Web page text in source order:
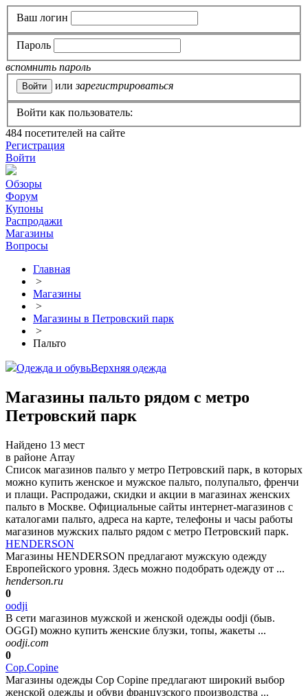
Ваш логин
Пароль
вспомнить пароль
или зарегистрироваться
Войти как пользователь:
484 посетителей на сайте
Регистрация
Войти
Обзоры
Форум
Купоны
Распродажи
Магазины
Вопросы
Главная
>
Магазины
>
Магазины в Петровский парк
>
Пальто
Одежда и обувьВерхняя одежда
Магазины пальто рядом с метро
Петровский парк
Найдено 13 мест
в районе Array
Список магазинов пальто у метро Петровский парк, в которых
можно купить женское и мужское пальто, полупальто, френчи
и плащи. Распродажи, скидки и акции в магазинах женских
пальто в Москве. Официальные сайты интернет-магазинов с
каталогами пальто, адреса на карте, телефоны и часы работы
магазинов мужских пальто рядом с метро Петровский парк.
HENDERSON
Магазины HENDERSON предлагают мужскую одежду
Европейского уровня. Здесь можно подобрать одежду от ...
henderson.ru
0
oodji
В сети магазинов мужской и женской одежды oodji (быв.
OGGI) можно купить женские блузки, топы, жакеты ...
oodji.com
0
Cop.Copine
Магазины одежды Cop Copine предлагают широкий выбор
женской одежды и обуви французского производства ...